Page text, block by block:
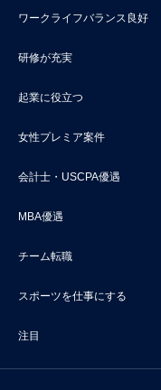
ワークライフバランス良好
研修が充実
起業に役立つ
女性プレミア案件
会計士・USCPA優遇
MBA優遇
チーム転職
スポーツを仕事にする
注目